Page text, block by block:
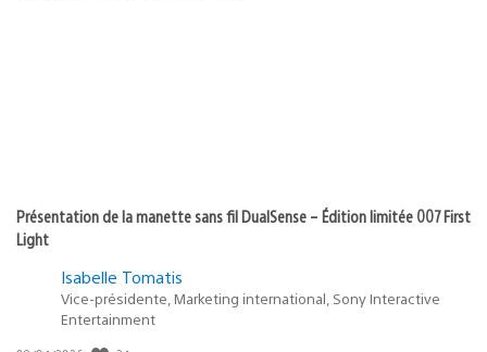
Présentation de la manette sans fil DualSense – Édition limitée 007 First
Light
Isabelle Tomatis
Vice-présidente, Marketing international, Sony Interactive
Entertainment